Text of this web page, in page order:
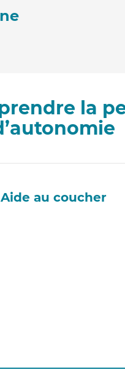
la
Aide au coucher